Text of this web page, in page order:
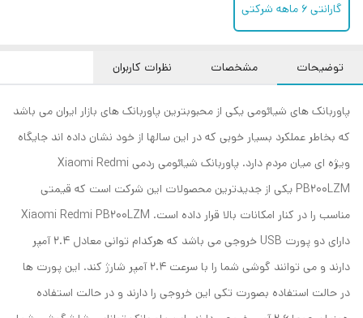
گارانتی ۶ ماهه شرکتی
توضیحات مشخصات نظرات کاربران
پاوربانک های شیائومی یکی از محبوبترین پاوربانک های بازار ایران می باشد
که بخاطر عملکرد بسیار خوبی که در این سالها از خود نشان داده اند جایگاه
ویژه ای میان مردم دارد. پاوربانک شیائومی ردمی Xiaomi Redmi
PB200LZM یکی از جدیدترین محصولات این شرکت است که قیمتی
مناسب را در کنار امکانات بالا قرار داده است. Xiaomi Redmi PB200LZM
دارای دو پورت USB خروجی می باشد که هرکدام توانی معادل 2.4 آمپر
دارند و می توانند گوشی شما را با سرعت 2.4 آمپر شارژ کند. این پورت ها
در حالت استفاده بصورت تکی این خروجی را دارند و در حالت استفاده